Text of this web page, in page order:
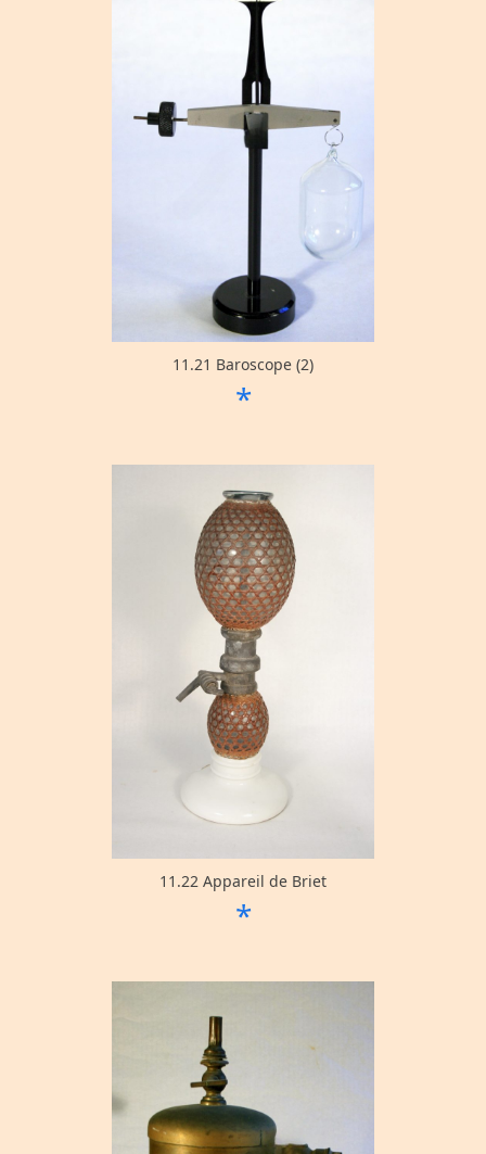
11.21 Baroscope (2)
*
11.22 Appareil de Briet
*